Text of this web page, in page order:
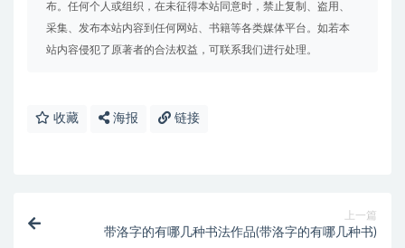
布。任何个人或组织，在未征得本站同意时，禁止复制、盗用、
采集、发布本站内容到任何网站、书籍等各类媒体平台。如若本
站内容侵犯了原著者的合法权益，可联系我们进行处理。
收藏 海报 链接
上一篇
带洛字的有哪几种书法作品(带洛字的有哪几种书)